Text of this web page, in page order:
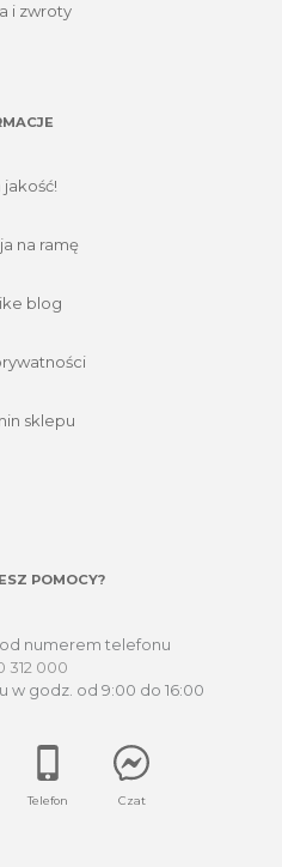
i zwroty
jakość!
na ramę
blog
sklepu
POMOCY?
numerem telefonu
312 000
w godz. od 9:00 do 16:00
Telefon Czat